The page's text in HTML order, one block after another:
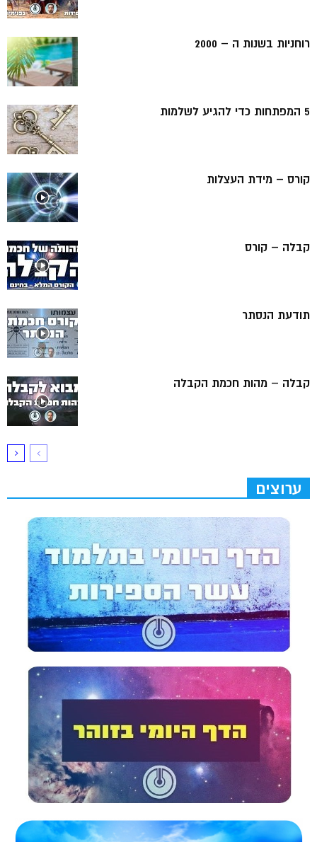
רוחניות בשנות ה – 2000
5 המפתחות כדי להגיע לשלמות
קורס – מידת העצלות
קבלה – קורס
תודעת הנסתר
קבלה – מהות חכמת הקבלה
ערוצים